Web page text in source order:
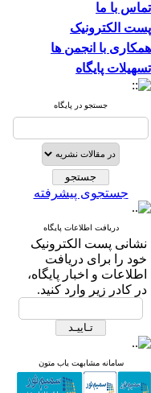
تماس با ما
پست الکترونیک
همکاری با انجمن ها
تسهیلات پایگاه
جستجو در پایگاه
جستجوی پیشرفته
دریافت اطلاعات پایگاه
نشانی پست الکترونیک
خود را برای دریافت
اطلاعات و اخبار پایگاه،
در کادر زیر وارد کنید.
سامانه مشابهت یاب متون